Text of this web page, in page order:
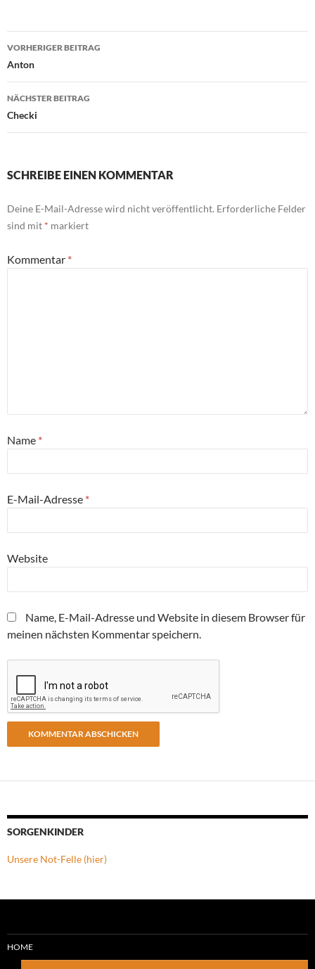
Beitragsnavigation
VORHERIGER BEITRAG
Anton
NÄCHSTER BEITRAG
Checki
SCHREIBE EINEN KOMMENTAR
Deine E-Mail-Adresse wird nicht veröffentlicht. Erforderliche Felder
sind mit * markiert
Kommentar *
Name *
E-Mail-Adresse *
Website
Name, E-Mail-Adresse und Website in diesem Browser für
meinen nächsten Kommentar speichern.
SORGENKINDER
Unsere Not-Felle (hier)
HOME